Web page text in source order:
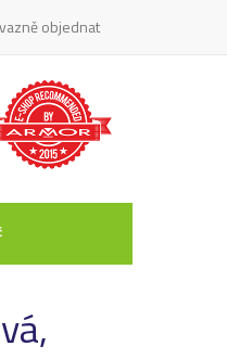
objednat